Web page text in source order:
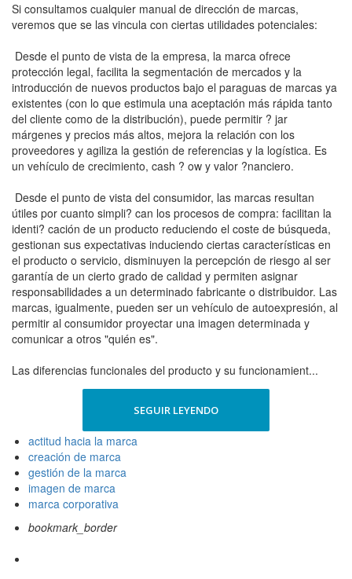
Si consultamos cualquier manual de dirección de marcas,
veremos que se las vincula con ciertas utilidades potenciales:
 Desde el punto de vista de la empresa, la marca ofrece
protección legal, facilita la segmentación de mercados y la
introducción de nuevos productos bajo el paraguas de marcas ya
existentes (con lo que estimula una aceptación más rápida tanto
del cliente como de la distribución), puede permitir ? jar
márgenes y precios más altos, mejora la relación con los
proveedores y agiliza la gestión de referencias y la logística. Es
un vehículo de crecimiento, cash ? ow y valor ?nanciero.
 Desde el punto de vista del consumidor, las marcas resultan
útiles por cuanto simpli? can los procesos de compra: facilitan la
identi? cación de un producto reduciendo el coste de búsqueda,
gestionan sus expectativas induciendo ciertas características en
el producto o servicio, disminuyen la percepción de riesgo al ser
garantía de un cierto grado de calidad y permiten asignar
responsabilidades a un determinado fabricante o distribuidor. Las
marcas, igualmente, pueden ser un vehículo de autoexpresión, al
permitir al consumidor proyectar una imagen determinada y
comunicar a otros "quién es".
Las diferencias funcionales del producto y su funcionamient...
SEGUIR LEYENDO
actitud hacia la marca
creación de marca
gestión de la marca
imagen de marca
marca corporativa
bookmark_border